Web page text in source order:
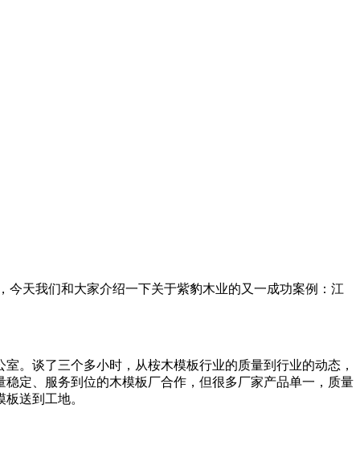
天我们和大家介绍一下关于紫豹木业的又一成功案例：江
。谈了三个多小时，从桉木模板行业的质量到行业的动态，
定、服务到位的木模板厂合作，但很多厂家产品单一，质量
送到工地。